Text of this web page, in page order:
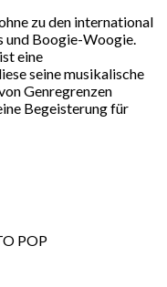
zu den international
und Boogie-Woogie.
eine
seine musikalische
Genregrenzen
Begeisterung für
POP